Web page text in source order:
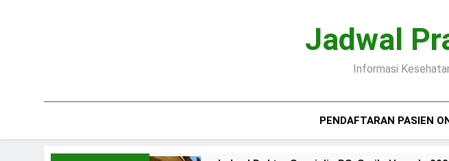
Jadwal
Informasi
PENDAFTARAN PASIEN